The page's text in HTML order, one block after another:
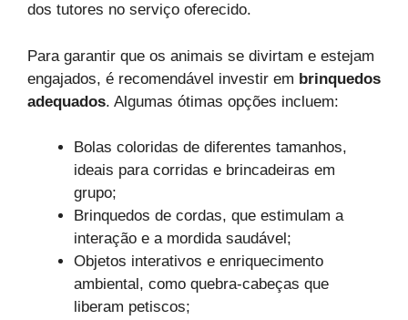
dos tutores no serviço oferecido.
Para garantir que os animais se divirtam e estejam
engajados, é recomendável investir em brinquedos
adequados. Algumas ótimas opções incluem:
Bolas coloridas de diferentes tamanhos,
ideais para corridas e brincadeiras em
grupo;
Brinquedos de cordas, que estimulam a
interação e a mordida saudável;
Objetos interativos e enriquecimento
ambiental, como quebra-cabeças que
liberam petiscos;